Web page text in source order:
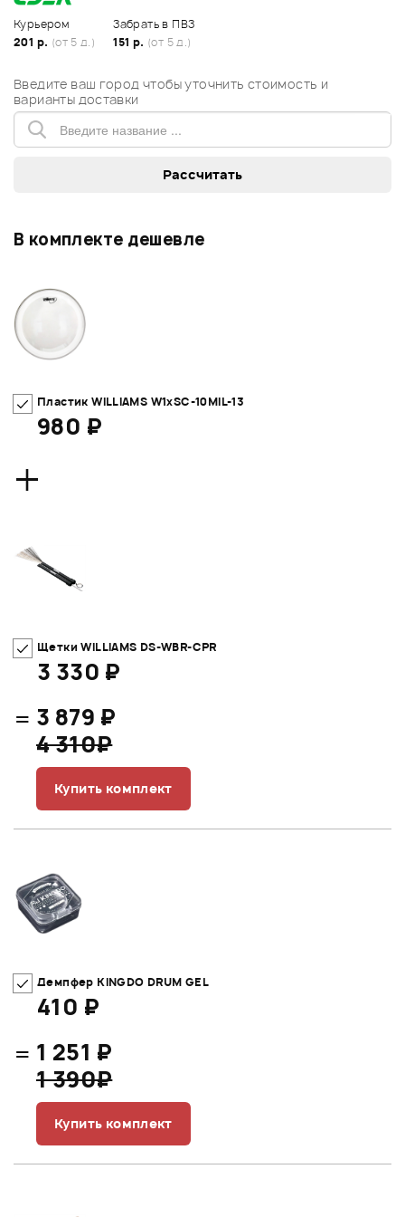
Курьером
201 р. (от 5 д.)
Забрать в ПВЗ
151 р. (от 5 д.)
Введите ваш город чтобы уточнить стоимость и
варианты доставки
В комплекте дешевле
Пластик WILLIAMS W1xSC-10MIL-13
980 ₽
+
Щетки WILLIAMS DS-WBR-CPR
3 330 ₽
= 3 879 ₽
4 310₽
Купить комплект
Демпфер KINGDO DRUM GEL
410 ₽
= 1 251 ₽
1 390₽
Купить комплект